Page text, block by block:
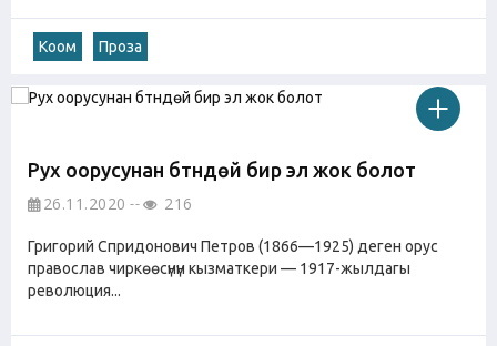
Коом Проза
Рух оорусунан бүтүндөй бир эл жок болот
26.11.2020 216
Григорий Спридонович Петров (1866—1925) деген орус
православ чиркөөсүнүн кызматкери — 1917-жылдагы
революция...